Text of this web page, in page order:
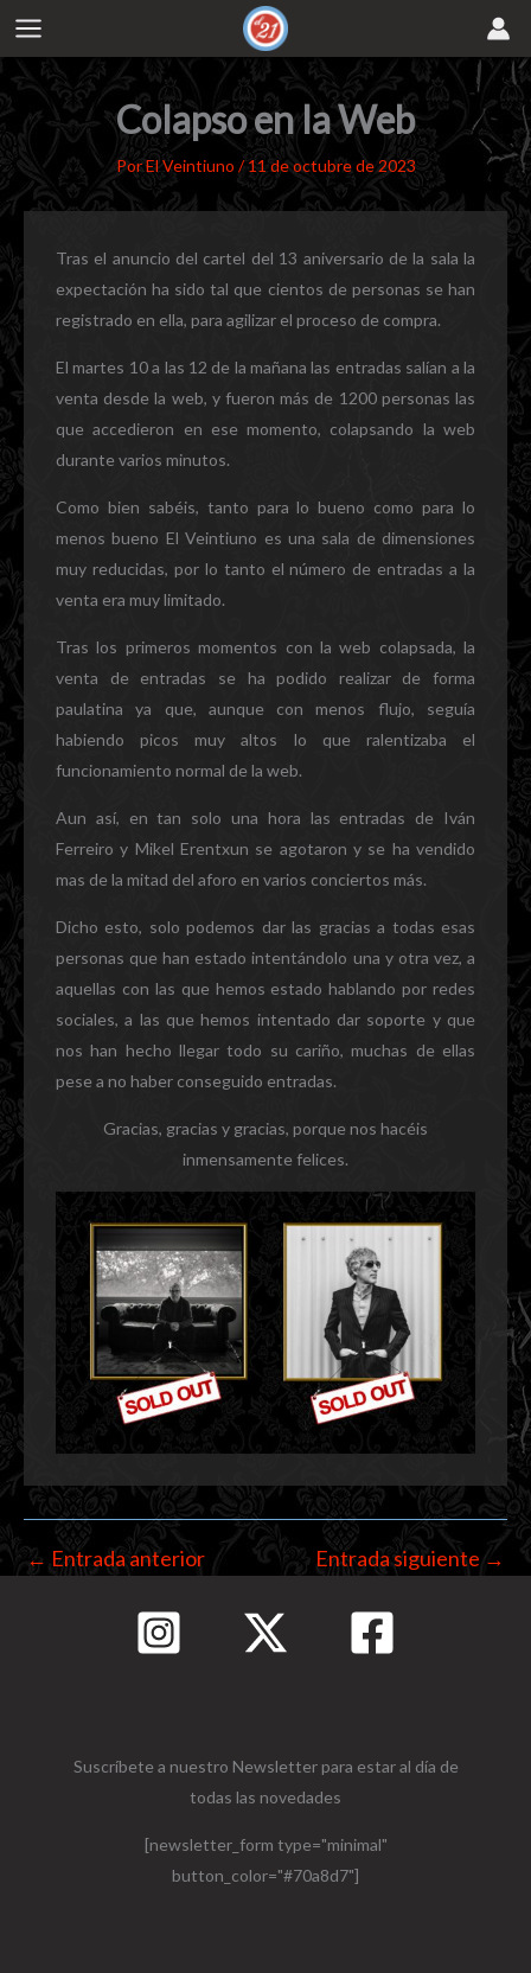
contenido
Colapso en la Web
PorEl Veintiuno /11 de octubre de 2023
Tras el anuncio del cartel del 13 aniversario de la sala la
expectación ha sido tal que cientos de personas se han
registrado en ella, para agilizar el proceso de compra.
El martes 10 a las 12 de la mañana las entradas salían a la
venta desde la web, y fueron más de 1200 personas las
que accedieron en ese momento, colapsando la web
durante varios minutos.
Como bien sabéis, tanto para lo bueno como para lo
menos bueno El Veintiuno es una sala de dimensiones
muy reducidas, por lo tanto el número de entradas a la
venta era muy limitado.
Tras los primeros momentos con la web colapsada, la
venta de entradas se ha podido realizar de forma
paulatina ya que, aunque con menos flujo, seguía
habiendo picos muy altos lo que ralentizaba el
funcionamiento normal de la web.
Aun así, en tan solo una hora las entradas de Iván
Ferreiro y Mikel Erentxun se agotaron y se ha vendido
mas de la mitad del aforo en varios conciertos más.
Dicho esto, solo podemos dar las gracias a todas esas
personas que han estado intentándolo una y otra vez, a
aquellas con las que hemos estado hablando por redes
sociales, a las que hemos intentado dar soporte y que
nos han hecho llegar todo su cariño, muchas de ellas
pese a no haber conseguido entradas.
Gracias, gracias y gracias, porque nos hacéis
inmensamente felices.
← Entrada anterior Entrada siguiente →
Suscríbete a nuestro Newsletter para estar al día de
todas las novedades
[newsletter_form type="minimal"
button_color="#70a8d7"]